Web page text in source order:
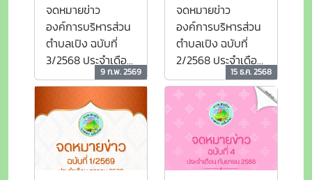
จดหมายข่าว
องค์การบริหารส่วน
ตำบลเปิง ฉบับที่
3/2568 ประจำเดือน
ธันวาคม 25689 ก.พ. 2569
จดหมายข่าว
องค์การบริหารส่วน
ตำบลเปิง ฉบับที่
2/2568 ประจำเดือน
พฤศจิกายน 2568
15 ธ.ค. 2568